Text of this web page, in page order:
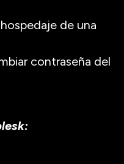
de una
contraseña del